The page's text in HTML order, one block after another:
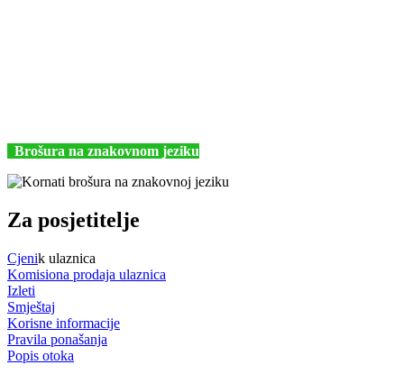
Brošura na znakovnom jeziku
Za posjetitelje
Cjenik ulaznica
Komisiona prodaja ulaznica
Izleti
Smještaj
Korisne informacije
Pravila ponašanja
Popis otoka